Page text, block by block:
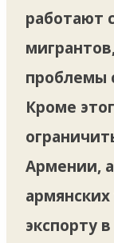
работают
проблемы
Кроме
Армении,
экспорту